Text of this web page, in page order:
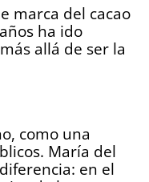
marca del cacao
ha ido
allá de ser la
como una
María del
en el